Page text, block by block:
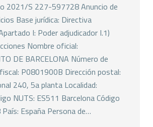
2021/S 227-597728 Anuncio de
Base jurídica: Directiva
I: Poder adjudicador I.1)
Nombre oficial:
DE BARCELONA Número de
P0801900B Dirección postal:
240, 5a planta Localidad:
NUTS: ES511 Barcelona Código
España Persona de…